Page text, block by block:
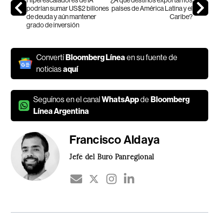
podrían sumar US$2 billones
de deuda y aún mantener
grado de inversión
países de América Latina y el
Caribe?
ConvertíBloomberg Línea en su fuente de
noticiasaquí
Seguínos en el canalWhatsAppdeBloomberg
Línea Argentina
Francisco Aldaya
Jefé del Buró Panregional